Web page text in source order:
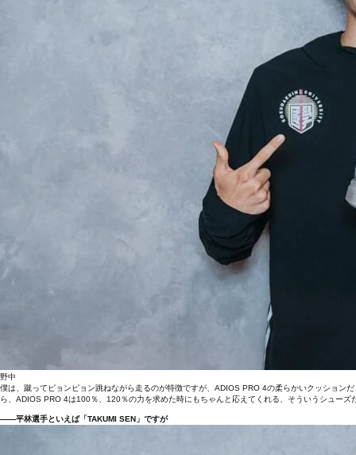
野中
僕は、蹴ってピョンピョン跳ねながら走るのが特徴ですが、ADIOS PRO 4の柔らかいクッション
ら、ADIOS PRO 4は100％、120％の力を求めた時にもちゃんと応えてくれる、そういうシューズ
――平林選手といえば「TAKUMI SEN」ですが